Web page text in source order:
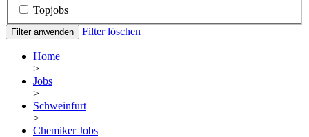
Topjobs
Filter anwenden Filter löschen
Home
>
Jobs
>
Schweinfurt
>
Chemiker Jobs